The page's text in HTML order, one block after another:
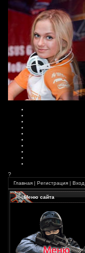
?
Главная | Регистрация | Вход
Меню сайта